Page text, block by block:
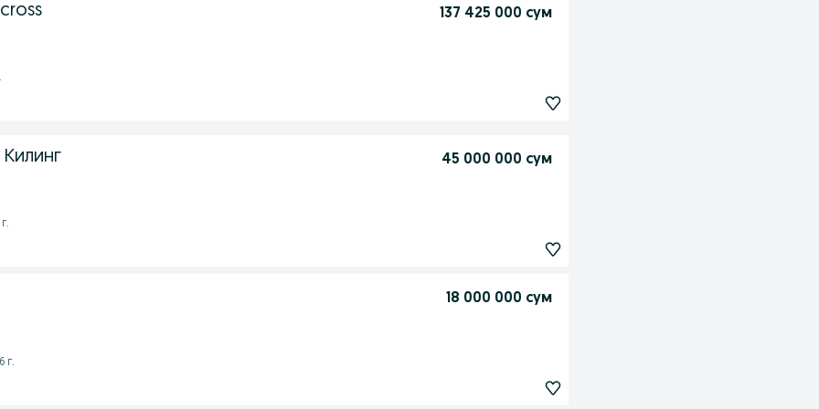
137 425 000 сум
45 000 000 сум
18 000 000 сум
г.